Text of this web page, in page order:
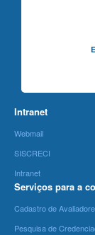
Intranet
Webmail
SISCRECI
Intranet
Serviços para a
Cadastro de
Pesquisa de